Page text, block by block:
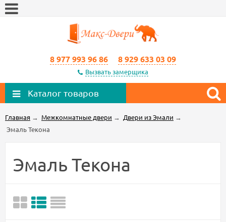
8 977 993 96 86 8 929 633 03 09
Вызвать замерщика
Каталог товаров
Главная → Межкомнатные двери → Двери из Эмали →
Эмаль Текона
Эмаль Текона